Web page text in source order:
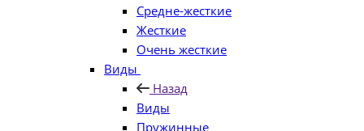
Средне-жесткие
Жесткие
Очень жесткие
Виды
Назад
Виды
Пружинные